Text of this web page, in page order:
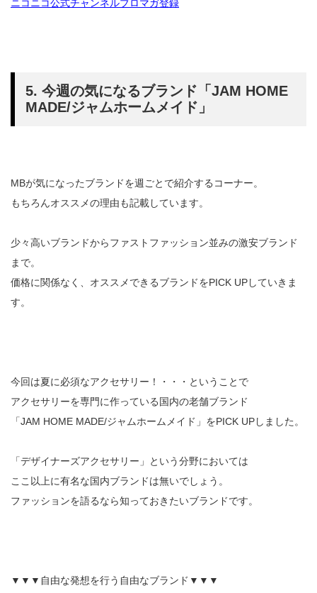
ニコニコ公式チャンネルブロマガ登録
5. 今週の気になるブランド「JAM HOME
MADE/ジャムホームメイド」
MBが気になったブランドを週ごとで紹介するコーナー。
もちろんオススメの理由も記載しています。
少々高いブランドからファストファッション並みの激安ブランド
まで。
価格に関係なく、オススメできるブランドをPICK UPしていきま
す。
今回は夏に必須なアクセサリー！・・・ということで
アクセサリーを専門に作っている国内の老舗ブランド
「JAM HOME MADE/ジャムホームメイド」をPICK UPしました。
「デザイナーズアクセサリー」という分野においては
ここ以上に有名な国内ブランドは無いでしょう。
ファッションを語るなら知っておきたいブランドです。
▼▼▼自由な発想を行う自由なブランド▼▼▼